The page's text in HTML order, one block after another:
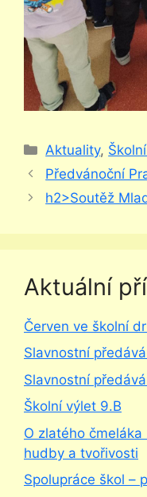
Rubriky
Aktuality,
Předvánoční
h2>Soutěž
Aktuální
Červen ve školní
Slavnostní
Slavnostní
Školní výlet 9.B
O zlatého
hudby a tvořivosti
Spolupráce škol –